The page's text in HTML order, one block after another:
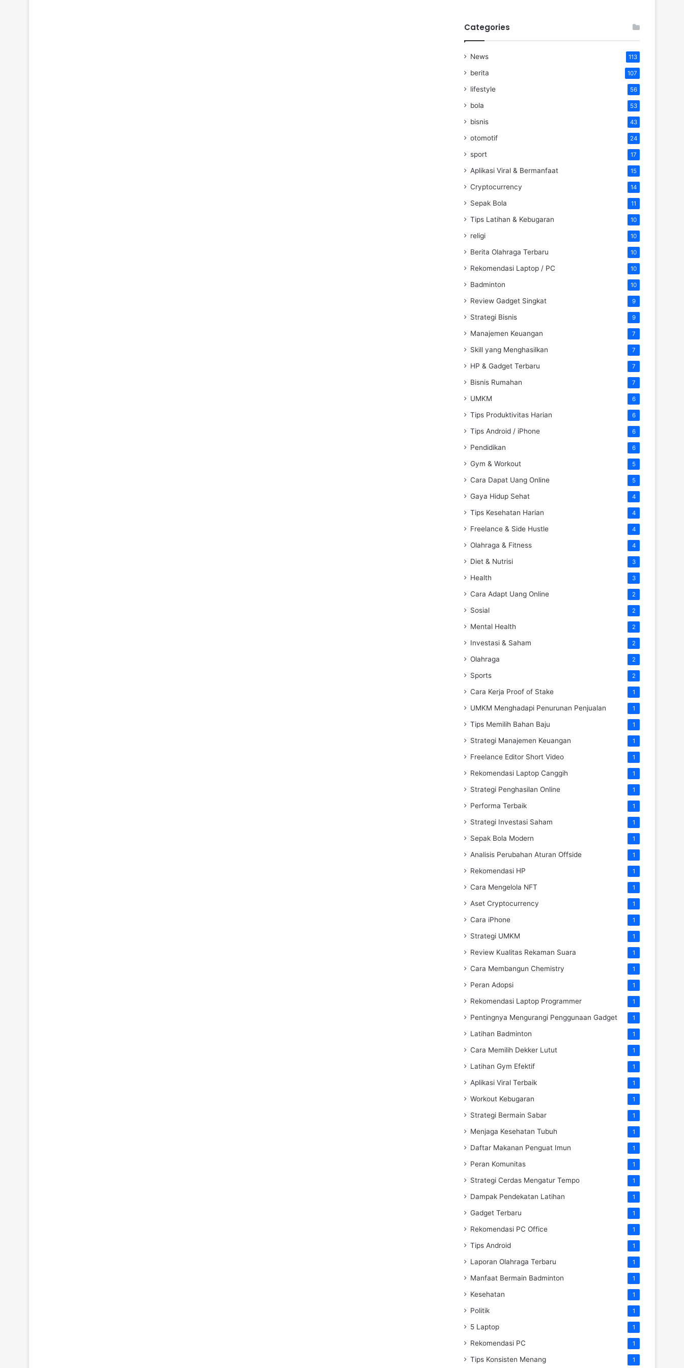
Categories
News 113
berita 107
lifestyle 56
bola 53
bisnis 43
otomotif 24
sport 17
Aplikasi Viral & Bermanfaat 15
Cryptocurrency 14
Sepak Bola 11
Tips Latihan & Kebugaran 10
religi 10
Berita Olahraga Terbaru 10
Rekomendasi Laptop / PC 10
Badminton 10
Review Gadget Singkat 9
Strategi Bisnis 9
Manajemen Keuangan 7
Skill yang Menghasilkan 7
HP & Gadget Terbaru 7
Bisnis Rumahan 7
UMKM 6
Tips Produktivitas Harian 6
Tips Android / iPhone 6
Pendidikan 6
Gym & Workout 5
Cara Dapat Uang Online 5
Gaya Hidup Sehat 4
Tips Kesehatan Harian 4
Freelance & Side Hustle 4
Olahraga & Fitness 4
Diet & Nutrisi 3
Health 3
Cara Adapt Uang Online 2
Sosial 2
Mental Health 2
Investasi & Saham 2
Olahraga 2
Sports 2
Cara Kerja Proof of Stake 1
UMKM Menghadapi Penurunan Penjualan 1
Tips Memilih Bahan Baju 1
Strategi Manajemen Keuangan 1
Freelance Editor Short Video 1
Rekomendasi Laptop Canggih 1
Strategi Penghasilan Online 1
Performa Terbaik 1
Strategi Investasi Saham 1
Sepak Bola Modern 1
Analisis Perubahan Aturan Offside 1
Rekomendasi HP 1
Cara Mengelola NFT 1
Aset Cryptocurrency 1
Cara iPhone 1
Strategi UMKM 1
Review Kualitas Rekaman Suara 1
Cara Membangun Chemistry 1
Peran Adopsi 1
Rekomendasi Laptop Programmer 1
Pentingnya Mengurangi Penggunaan Gadget 1
Latihan Badminton 1
Cara Memilih Dekker Lutut 1
Latihan Gym Efektif 1
Aplikasi Viral Terbaik 1
Workout Kebugaran 1
Strategi Bermain Sabar 1
Menjaga Kesehatan Tubuh 1
Daftar Makanan Penguat Imun 1
Peran Komunitas 1
Strategi Cerdas Mengatur Tempo 1
Dampak Pendekatan Latihan 1
Gadget Terbaru 1
Rekomendasi PC Office 1
Tips Android 1
Laporan Olahraga Terbaru 1
Manfaat Bermain Badminton 1
Kesehatan 1
Politik 1
5 Laptop 1
Rekomendasi PC 1
Tips Konsisten Menang 1